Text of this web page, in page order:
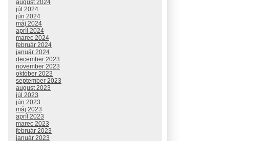
august 2024
júl 2024
jún 2024
máj 2024
apríl 2024
marec 2024
február 2024
január 2024
december 2023
november 2023
október 2023
september 2023
august 2023
júl 2023
jún 2023
máj 2023
apríl 2023
marec 2023
február 2023
január 2023